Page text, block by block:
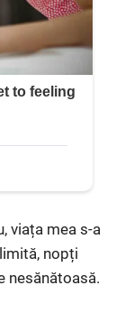
viața mea s-a
nopți
nesănătoasă.